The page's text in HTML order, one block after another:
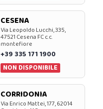
CESENA
Via Leopoldo Lucchi, 335,
47521 Cesena FC c.c.
montefiore
+39 335 171 1900
NON DISPONIBILE
CORRIDONIA
Via Enrico Mattei, 177, 62014